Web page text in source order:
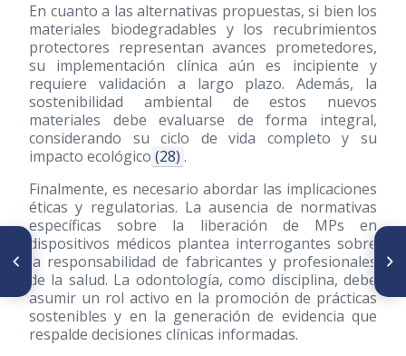
En cuanto a las alternativas propuestas, si bien los
materiales biodegradables y los recubrimientos
protectores representan avances prometedores,
su implementación clínica aún es incipiente y
requiere validación a largo plazo. Además, la
sostenibilidad ambiental de estos nuevos
materiales debe evaluarse de forma integral,
considerando su ciclo de vida completo y su
impacto ecológico (28) .
Finalmente, es necesario abordar las implicaciones
éticas y regulatorias. La ausencia de normativas
específicas sobre la liberación de MPs en
dispositivos médicos plantea interrogantes sobre
la responsabilidad de fabricantes y profesionales
de la salud. La odontología, como disciplina, debe
asumir un rol activo en la promoción de prácticas
sostenibles y en la generación de evidencia que
respalde decisiones clínicas informadas.
ARTÍCULO ANTERIOR
Evidencia clínica y
cefalométrica de resultados
obtenidos en pacientes
tratados con aparatos
miofuncionales
SIGUIENTE ARTÍCULO
Manifestaciones orales en
pacientes con
craneosinostosis asociada a
síndromes